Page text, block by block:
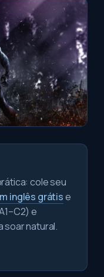
cole seu
inglês grátise
e
soar natural.